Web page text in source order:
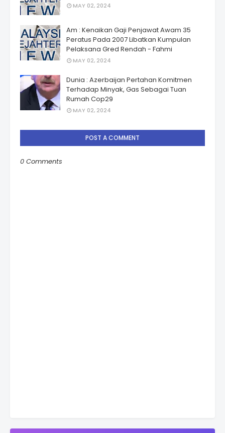
MAY 02, 2024
Am : Kenaikan Gaji Penjawat Awam 35
Peratus Pada 2007 Libatkan Kumpulan
Pelaksana Gred Rendah - Fahmi
MAY 02, 2024
Dunia : Azerbaijan Pertahan Komitmen
Terhadap Minyak, Gas Sebagai Tuan
Rumah Cop29
MAY 02, 2024
POST A COMMENT
0 Comments